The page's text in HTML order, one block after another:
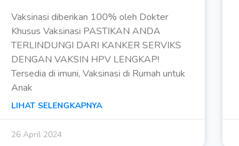
Vaksinasi diberikan 100% oleh Dokter
Khusus Vaksinasi PASTIKAN ANDA
TERLINDUNGI DARI KANKER SERVIKS
DENGAN VAKSIN HPV LENGKAP!
Tersedia di imuni, Vaksinasi di Rumah untuk
Anak
LIHAT SELENGKAPNYA
26 April 2024